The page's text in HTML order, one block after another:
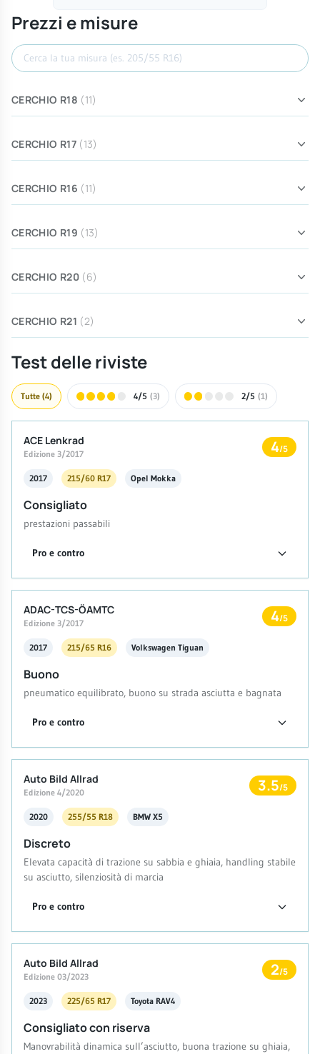
Prezzi e misure
Cerca misura
CERCHIO R18 (11)
CERCHIO R17 (13)
CERCHIO R16 (11)
CERCHIO R19 (13)
CERCHIO R20 (6)
CERCHIO R21 (2)
Test delle riviste
Tutte (4) 4/5 (3) 2/5 (1)
ACE Lenkrad
Edizione 3/2017 4/5
2017 215/60 R17 Opel Mokka
Consigliato
prestazioni passabili
Pro e contro
ADAC-TCS-ÖAMTC
Edizione 3/2017 4/5
2017 215/65 R16 Volkswagen Tiguan
Buono
pneumatico equilibrato, buono su strada asciutta e bagnata
Pro e contro
Auto Bild Allrad
Edizione 4/2020 3.5/5
2020 255/55 R18 BMW X5
Discreto
Elevata capacità di trazione su sabbia e ghiaia, handling stabile
su asciutto, silenziosità di marcia
Pro e contro
Auto Bild Allrad
Edizione 03/2023 2/5
2023 225/65 R17 Toyota RAV4
Consigliato con riserva
Manovrabilità dinamica sull’asciutto, buona trazione su ghiaia,